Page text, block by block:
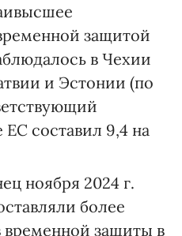
защитой
в Чехии
и Эстонии (по
ЕС составил 9,4 на
ноября 2024 г.
более
временной защиты в